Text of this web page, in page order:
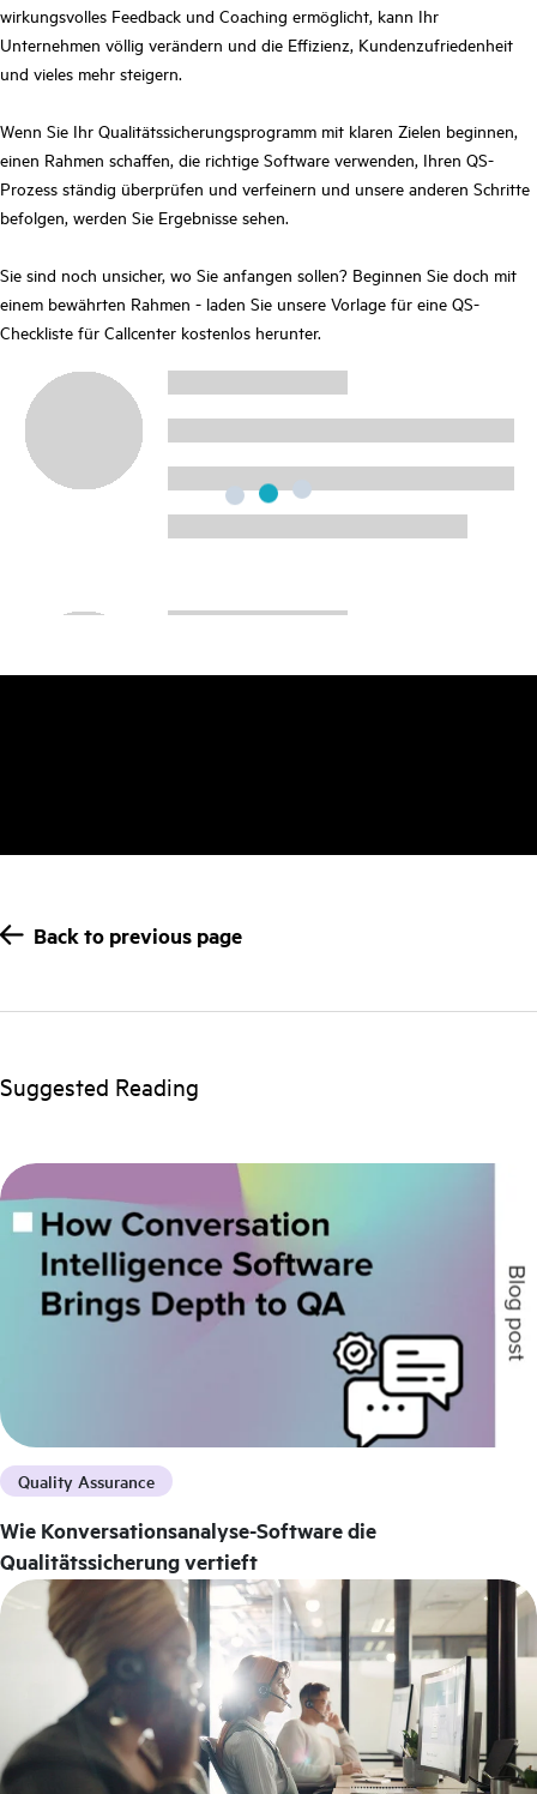
wirkungsvolles Feedback und Coaching ermöglicht, kann Ihr
Unternehmen völlig verändern und die Effizienz, Kundenzufriedenheit
und vieles mehr steigern.
Wenn Sie Ihr Qualitätssicherungsprogramm mit klaren Zielen beginnen,
einen Rahmen schaffen, die richtige Software verwenden, Ihren QS-
Prozess ständig überprüfen und verfeinern und unsere anderen Schritte
befolgen, werden Sie Ergebnisse sehen.
Sie sind noch unsicher, wo Sie anfangen sollen? Beginnen Sie doch mit
einem bewährten Rahmen - laden Sie unsere Vorlage für eine QS-
Checkliste für Callcenter kostenlos herunter.
Back to previous page
Suggested Reading
Quality Assurance
Wie Konversationsanalyse-Software die
Qualitätssicherung vertieft